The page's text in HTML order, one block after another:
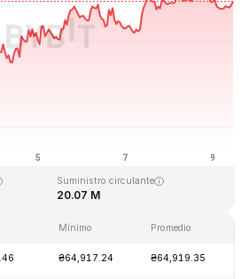
09, 11:01 GMT+0
Suministro circulante
20.07 M
Mínimo Promedio
₴64,917.24 ₴64,919.35